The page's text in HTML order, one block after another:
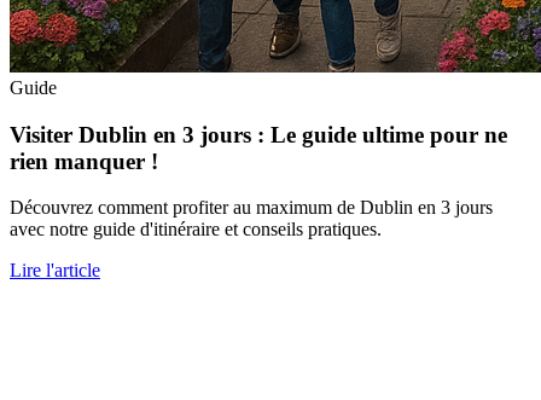
Guide
Visiter Dublin en 3 jours : Le guide ultime pour ne
rien manquer !
Découvrez comment profiter au maximum de Dublin en 3 jours
avec notre guide d'itinéraire et conseils pratiques.
Lire l'article